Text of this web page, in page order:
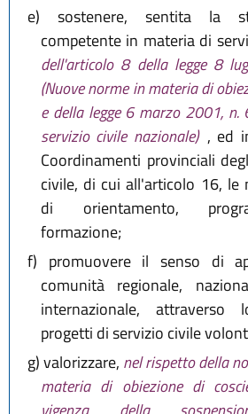
e) sostenere, sentita la
competente in materia di
dell'articolo 8 della legge 8
(Nuove norme in materia di
e della legge 6 marzo 2001, n.
servizio civile nazionale) , ed
Coordinamenti provinciali
civile, di cui all'articolo 16, le
di orientamento,
formazione;
f) promuovere il senso di
comunità regionale,
internazionale,
progetti di servizio civile
g)valorizzare, nel rispetto della
materia di obiezione di